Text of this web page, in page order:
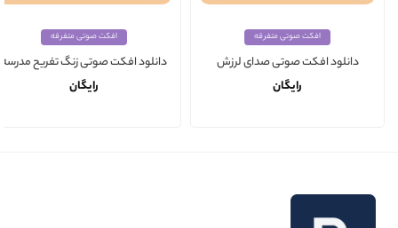
افکت صوتی متفرقه
دانلود افکت صوتی صدای لرزش
رایگان
افکت صوتی متفرقه
دانلود افکت صوتی زنگ تفریح مدرسه
رایگان